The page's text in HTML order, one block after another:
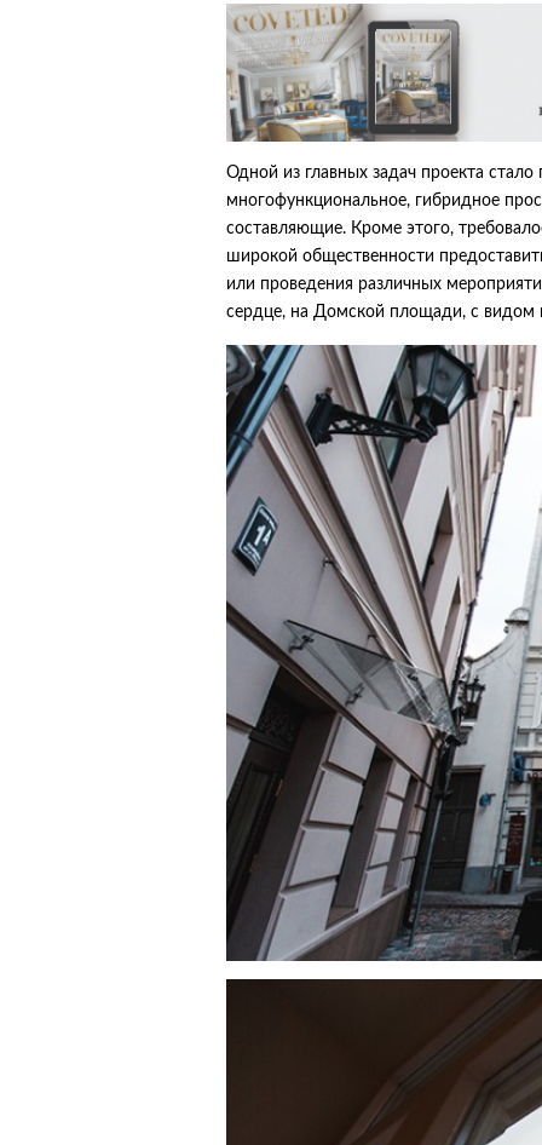
Одной из главных задач проекта
многофункциональное, гибридное
составляющие. Кроме этого,
широкой общественности
или проведения различных
сердце, на Домской площади, с видом